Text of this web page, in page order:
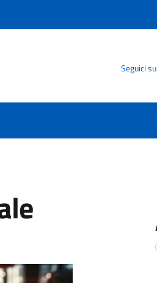
Seguici su